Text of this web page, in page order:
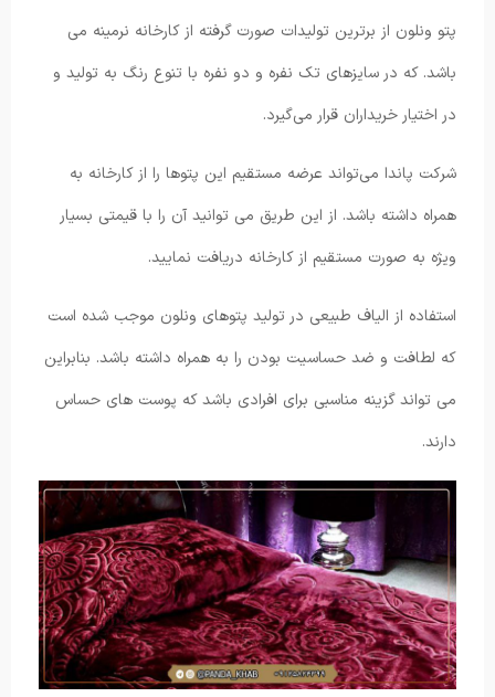
پتو ونلون از برترین تولیدات صورت گرفته از کارخانه نرمینه می
باشد. که در سایزهای تک نفره و دو نفره با تنوع رنگ به تولید و
در اختیار خریداران قرار می‌گیرد.
شرکت پاندا می‌تواند عرضه مستقیم این پتوها را از کارخانه به
همراه داشته باشد. از این طریق می توانید آن را با قیمتی بسیار
ویژه به صورت مستقیم از کارخانه دریافت نمایید.
استفاده از الیاف طبیعی در تولید پتوهای ونلون موجب شده است
که لطافت و ضد حساسیت بودن را به همراه داشته باشد. بنابراین
می تواند گزینه مناسبی برای افرادی باشد که پوست های حساس
دارند.